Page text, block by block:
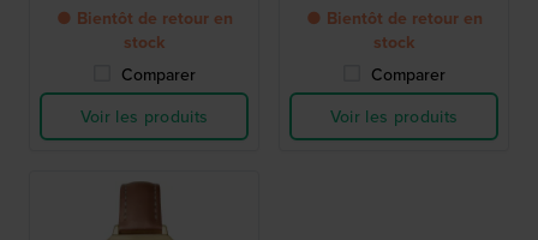
● Bientôt de retour en
stock
Comparer
Voir les produits
● Bientôt de retour en
stock
Comparer
Voir les produits